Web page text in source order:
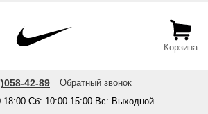
Корзина
42-89
Обратный звонок
18:00 Сб: 10:00-15:00 Вс: Выходной.